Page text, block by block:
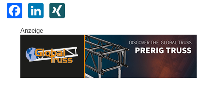
F
a
c
e
Li
k
e
G
Anzeige